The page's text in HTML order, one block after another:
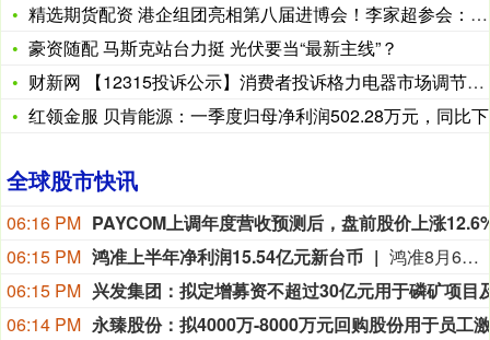
精选期货配资 港企组团亮相第八届进博会！李家超参会：“经港出
豪资随配 马斯克站台力挺 光伏要当“最新主线”？
财新网 【12315投诉公示】消费者投诉格力电器市场调节价问
红领金服 贝肯能源：一季度归母净利润502.28万元，同比下
全球股市快讯
06:16 PM
06:15 PM 鸿准上半年净利润15.54亿元新台币
鸿准8月6日公布2026年上半年财报显示，公司实现累计营业收入556.16亿元新台币，营业利润为7.16亿元新台币，税前利润达23.14亿元新台币。上半年归属于母公司所有者的净利润为15.54亿元新台币，基本每股收益为1.10元新台币。
06:15 PM
06:14 PM